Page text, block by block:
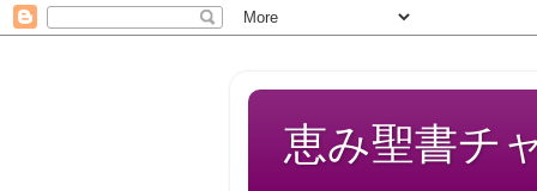
恵み聖書チ